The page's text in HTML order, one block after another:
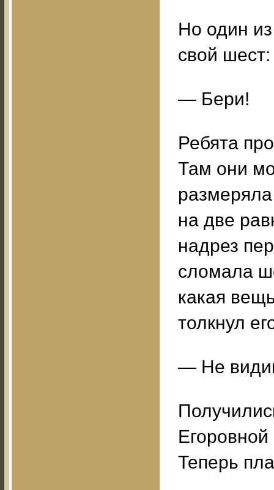
Но один
свой шест:
— Бери!
Ребята
Там они
на две
надрез
сломала
какая
толкнул
— Не
Теперь